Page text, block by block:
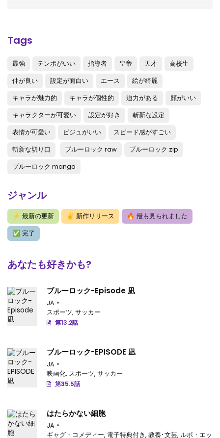
第341話 : 第341話
第340.5話: 第340.5話
第340話: 第340話
第339話: 第339話
第338話: 第338話
第337話
第336話: 第336話
第335話
第333話: 第333話
第332話 : 第332話
第331話 : 第331話
第330話: 第330話
第329話 : 第329話
第328話 : 第328話
第327.5話 : 第327.5話
第326話 : 第326話
Tags
最強 テンポがいい 指導者 皇帝 天才
高校生
仲が良い
設定が面白い エース
絵が綺麗
キャラが魅力的
キャラが個性的 迫力がある
顔がいい
キャラクターが可愛い
設定が好き
斬新な設定
表情が可愛い
ビジュがいい
スピード感がすごい
斬新な切り口
ブルーロック raw
ブルーロック zip
ブルーロック manga
ジャンル
⚡ 最新の更新 ✌ 新作リリース 🔥 最も見られました
✅ 完了
あなたも好きかも?
ブルーロック-Episode 凪
JA
スポーツ, サッカー
第13.2話
ブルーロック-EPISODE 凪
JA
映画化, スポーツ, サッカー
第35.5話
はたらかない細胞
JA
ギャグ・コメディー, 電子特典付き, 教養･文芸, ルポ・エッセ